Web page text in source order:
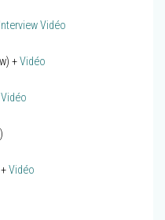
Interview Vidéo
+Vidéo
Vidéo
Vidéo